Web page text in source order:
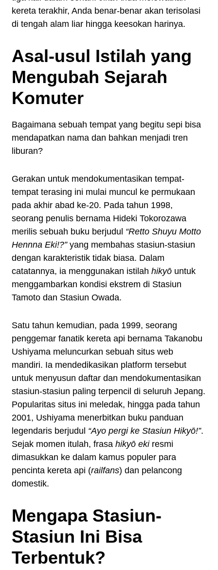
kereta terakhir, Anda benar-benar akan terisolasi
di tengah alam liar hingga keesokan harinya.
Asal-usul Istilah yang
Mengubah Sejarah
Komuter
Bagaimana sebuah tempat yang begitu sepi bisa
mendapatkan nama dan bahkan menjadi tren
liburan?
Gerakan untuk mendokumentasikan tempat-
tempat terasing ini mulai muncul ke permukaan
pada akhir abad ke-20. Pada tahun 1998,
seorang penulis bernama Hideki Tokorozawa
merilis sebuah buku berjudul “Retto Shuyu Motto
Hennna Eki!?”yang membahas stasiun-stasiun
dengan karakteristik tidak biasa. Dalam
catatannya, ia menggunakan istilah hikyō untuk
menggambarkan kondisi ekstrem di Stasiun
Tamoto dan Stasiun Owada.
Satu tahun kemudian, pada 1999, seorang
penggemar fanatik kereta api bernama Takanobu
Ushiyama meluncurkan sebuah situs web
mandiri. Ia mendedikasikan platform tersebut
untuk menyusun daftar dan mendokumentasikan
stasiun-stasiun paling terpencil di seluruh Jepang.
Popularitas situs ini meledak, hingga pada tahun
2001, Ushiyama menerbitkan buku panduan
legendaris berjudul “Ayo pergi ke Stasiun Hikyō!”.
Sejak momen itulah, frasa hikyō ekiresmi
dimasukkan ke dalam kamus populer para
pencinta kereta api (railfans) dan pelancong
domestik.
Mengapa Stasiun-
Stasiun Ini Bisa
Terbentuk?